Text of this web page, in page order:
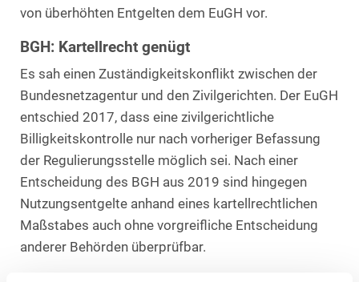
von überhöhten Entgelten dem EuGH vor.
BGH: Kartellrecht genügt
Es sah einen Zuständigkeitskonflikt zwischen der
Bundesnetzagentur und den Zivilgerichten. Der EuGH
entschied 2017, dass eine zivilgerichtliche
Billigkeitskontrolle nur nach vorheriger Befassung
der Regulierungsstelle möglich sei. Nach einer
Entscheidung des BGH aus 2019 sind hingegen
Nutzungsentgelte anhand eines kartellrechtlichen
Maßstabes auch ohne vorgreifliche Entscheidung
anderer Behörden überprüfbar.